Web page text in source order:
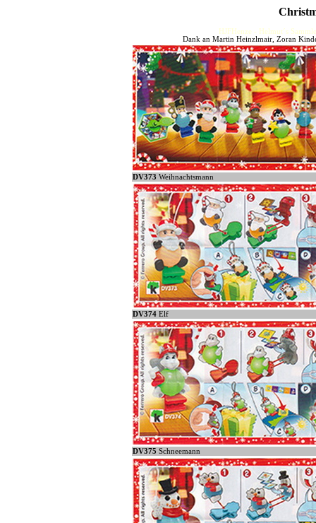
HJFHenze - Helmut´s
Dank an Martin Heinzlmair, Zoran
DV373 Weihnachtsmann
DV374 Elf
DV375 Schneemann